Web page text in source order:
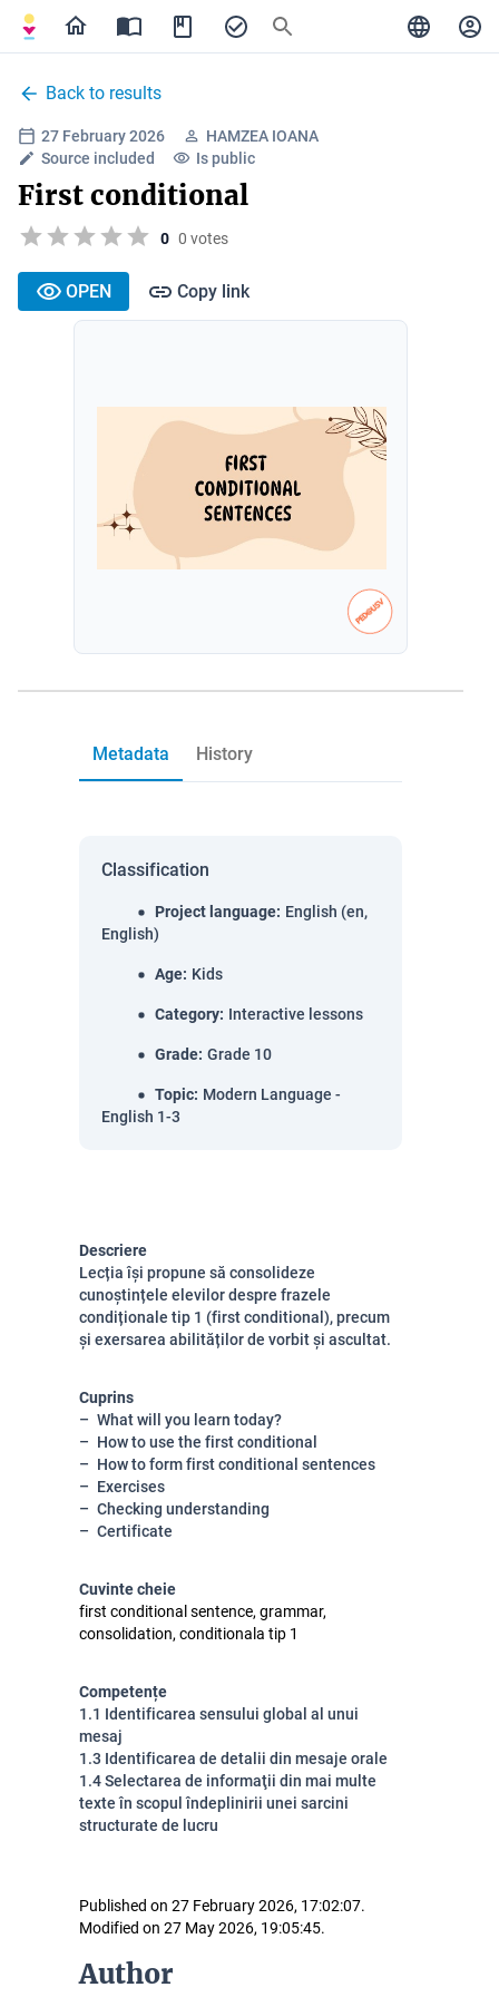
Back to results
27 February 2026
HAMZEA IOANA
Source included
Is public
First conditional
0 0 votes
OPEN Copy link
Metadata History
Classification
Project language: English (en,
English)
Age: Kids
Category: Interactive lessons
Grade: Grade 10
Topic: Modern Language -
English 1-3
Descriere
Lecția își propune să consolideze
cunoștințele elevilor despre frazele
condiționale tip 1 (first conditional), precum
și exersarea abilităților de vorbit și ascultat.
Cuprins
What will you learn today?
How to use the first conditional
How to form first conditional sentences
Exercises
Checking understanding
Certificate
Cuvinte cheie
first conditional sentence, grammar,
consolidation, conditionala tip 1
Competențe
1.1 Identificarea sensului global al unui
mesaj
1.3 Identificarea de detalii din mesaje orale
1.4 Selectarea de informaţii din mai multe
texte în scopul îndeplinirii unei sarcini
structurate de lucru
Published on 27 February 2026, 17:02:07.
Modified on 27 May 2026, 19:05:45.
Author